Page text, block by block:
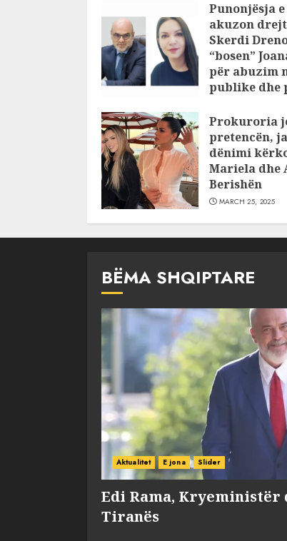
Punonjësja
akuzon
Skerdi
“bosen”
për abuzim
publike dhe
JULY 24, 2025
Prokuroria
pretencën,
dënimi
Mariela dhe
Berishën
MARCH 25, 2025
BËMA SHQIPTARE
Aktualitet E jona Slider
Edi Rama,
Tiranës